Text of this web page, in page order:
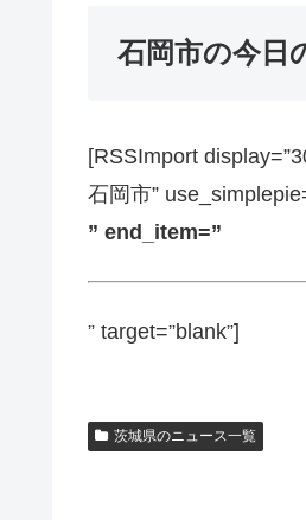
石岡市の今日
[RSSImport
石岡市”
” end_item=”
” target=”blank”]
茨城県のニュース一覧